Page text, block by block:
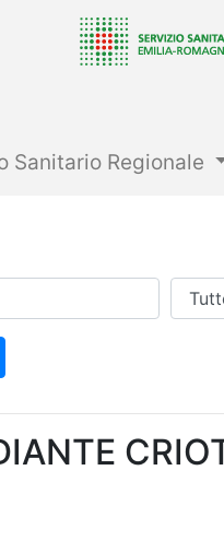
Sanitario Regionale